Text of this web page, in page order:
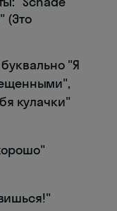
(Это
"Я
кулачки"